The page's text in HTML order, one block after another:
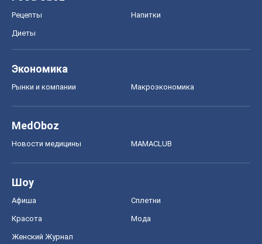
Рецепты Напитки
Диеты
Экономика
Рынки и компании Mакроэкономика
MedOboz
Новости медицины MAMACLUB
Шоу
Афиша Сплетни
Красота Мода
Женский Журнал